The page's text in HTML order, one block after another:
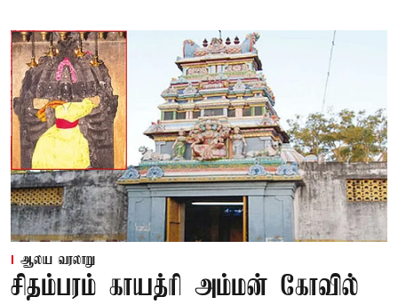
ஆலய வரலாறு
சிதம்பரம் காயத்ரி அம்மன் கோவில்